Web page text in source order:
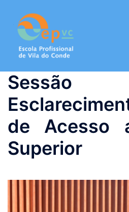
conteúdo
de Acesso
Superior